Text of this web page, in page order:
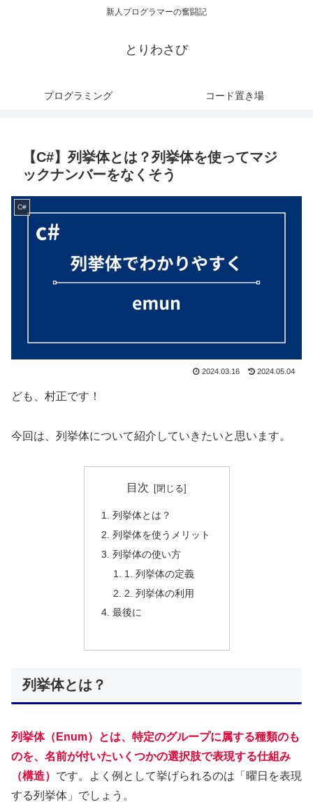
新人プログラマーの奮闘記
とりわさび
プログラミング コード置き場
【C#】列挙体とは？列挙体を使ってマジ
ックナンバーをなくそう
C#
2024.03.16 2024.05.04
ども、村正です！
今回は、列挙体について紹介していきたいと思います。
目次
列挙体とは？
列挙体を使うメリット
列挙体の使い方
1. 列挙体の定義
2. 列挙体の利用
最後に
列挙体とは？
列挙体（Enum）とは、特定のグループに属する種類のも
のを、名前が付いたいくつかの選択肢で表現する仕組み
（構造） です。よく例として挙げられるのは「曜日を表現
する列挙体」でしょう。